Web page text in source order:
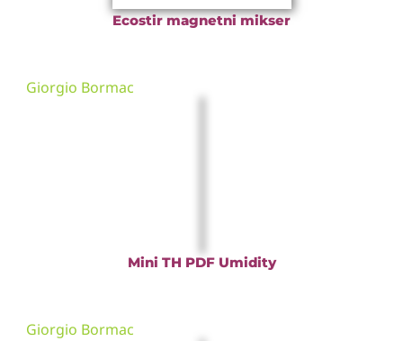
Ecostir magnetni mikser
Giorgio Bormac
Mini TH PDF Umidity
Giorgio Bormac